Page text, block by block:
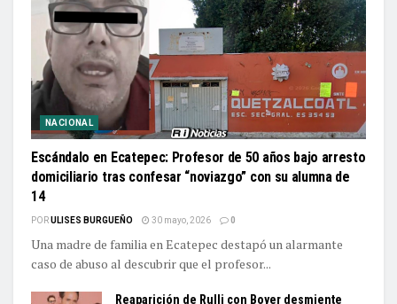
NACIONAL
Escándalo en Ecatepec: Profesor de 50 años bajo arresto
domiciliario tras confesar “noviazgo” con su alumna de
14
PORULISES BURGUEÑO 30 mayo, 2026 0
Una madre de familia en Ecatepec destapó un alarmante
caso de abuso al descubrir que el profesor...
Reaparición de Rulli con Boyer desmiente